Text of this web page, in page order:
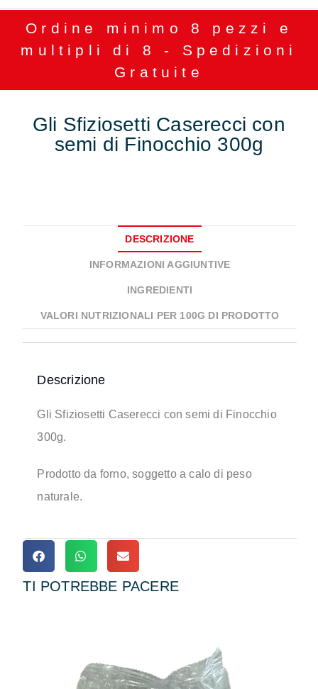
Ordine minimo 8 pezzi e
multipli di 8 - Spedizioni
Gratuite
Gli Sfiziosetti Caserecci con
semi di Finocchio 300g
DESCRIZIONE
INFORMAZIONI AGGIUNTIVE
INGREDIENTI
VALORI NUTRIZIONALI PER 100G DI PRODOTTO
Descrizione
Gli Sfiziosetti Caserecci con semi di Finocchio
300g.
Prodotto da forno, soggetto a calo di peso
naturale.
TI POTREBBE PACERE